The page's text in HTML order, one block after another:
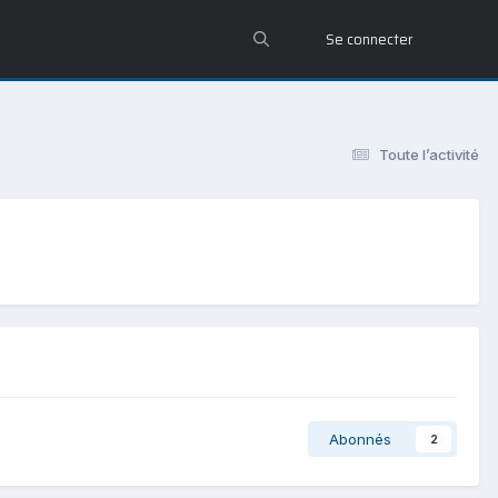
Se connecter
Toute l’activité
Abonnés 2